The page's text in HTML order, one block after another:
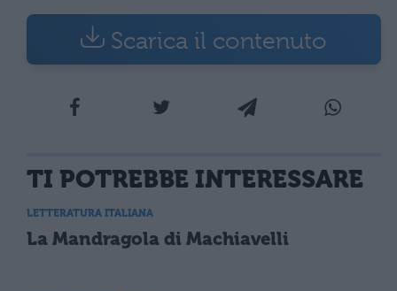
Scarica il contenuto
TI POTREBBE INTERESSARE
LETTERATURA ITALIANA
La Mandragola di Machiavelli